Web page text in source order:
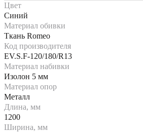
Цвет
Синий
Материал обивки
Ткань Romeo
Код производителя
EV.S.F-120/180/R13
Материал набивки
Изолон 5 мм
Материал опор
Металл
Длина, мм
1200
Ширина, мм